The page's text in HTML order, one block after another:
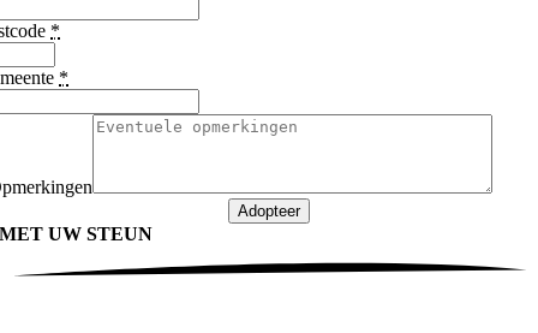
*
*
Adopteer
MET UW STEUN